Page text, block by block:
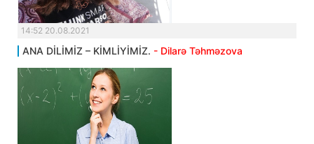
14:52 20.08.2021
ANA DİLİMİZ – KİMLİYİMİZ. - Dilarə Təhməzova